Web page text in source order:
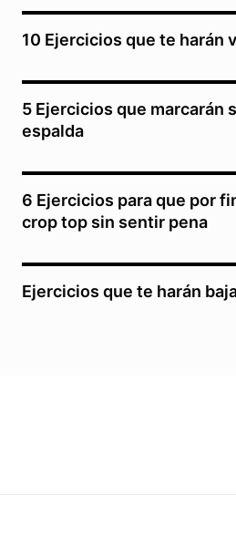
10 Ejercicios que te harán
5 Ejercicios que marcarán
espalda
6 Ejercicios para que por
crop top sin sentir pena
Ejercicios que te harán